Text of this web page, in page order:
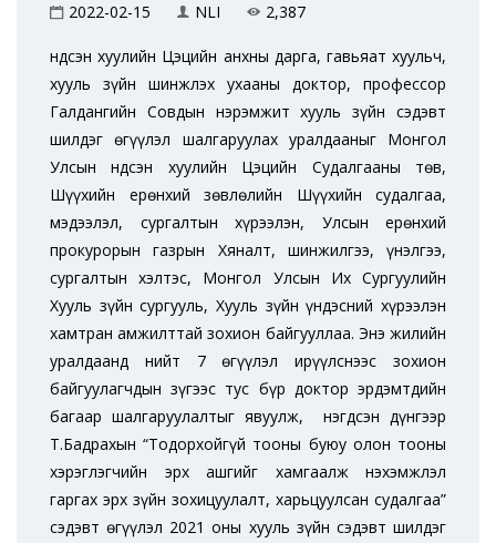
2022-02-15 NLI 2,387
Үндсэн хуулийн Цэцийн анхны дарга, гавьяат хуульч,
хууль зүйн шинжлэх ухааны доктор, профессор
Галдангийн Совдын нэрэмжит хууль зүйн сэдэвт
шилдэг өгүүлэл шалгаруулах уралдааныг Монгол
Улсын Үндсэн хуулийн Цэцийн Судалгааны төв,
Шүүхийн ерөнхий зөвлөлийн Шүүхийн судалгаа,
мэдээлэл, сургалтын хүрээлэн, Улсын ерөнхий
прокурорын газрын Хяналт, шинжилгээ, үнэлгээ,
сургалтын хэлтэс, Монгол Улсын Их Сургуулийн
Хууль зүйн сургууль, Хууль зүйн үндэсний хүрээлэн
хамтран амжилттай зохион байгууллаа. Энэ жилийн
уралдаанд нийт 7 өгүүлэл ирүүлснээс зохион
байгуулагчдын зүгээс тус бүр доктор эрдэмтдийн
багаар шалгаруулалтыг явуулж, нэгдсэн дүнгээр
Т.Бадрахын “Тодорхойгүй тооны буюу олон тооны
хэрэглэгчийн эрх ашгийг хамгаалж нэхэмжлэл
гаргах эрх зүйн зохицуулалт, харьцуулсан судалгаа”
сэдэвт өгүүлэл 2021 оны хууль зүйн сэдэвт шилдэг